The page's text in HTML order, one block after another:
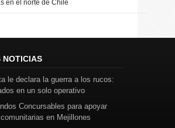
en el norte de Chile
NOTICIAS
le declara la guerra a los rucos:
en un solo operativo
Concursables para apoyar
en Mejillones